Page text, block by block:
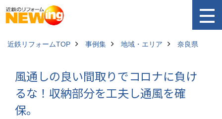
近鉄リフォームTOP 事例集 地域・エリア 奈良県
風通しの良い間取りでコロナに負け
るな！収納部分を工夫し通風を確
保。